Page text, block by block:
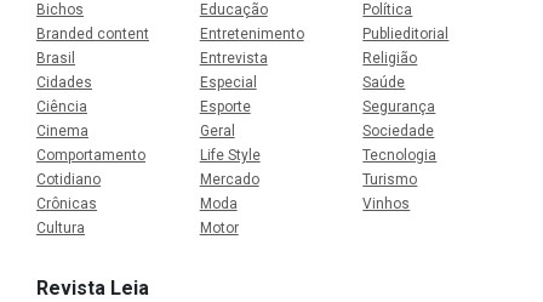
Bichos
Branded content
Brasil
Cidades
Ciência
Cinema
Comportamento
Cotidiano
Crônicas
Cultura
Educação
Entretenimento
Entrevista
Especial
Esporte
Geral
Life Style
Mercado
Moda
Motor
Política
Publieditorial
Religião
Saúde
Segurança
Sociedade
Tecnologia
Turismo
Vinhos
Revista Leia